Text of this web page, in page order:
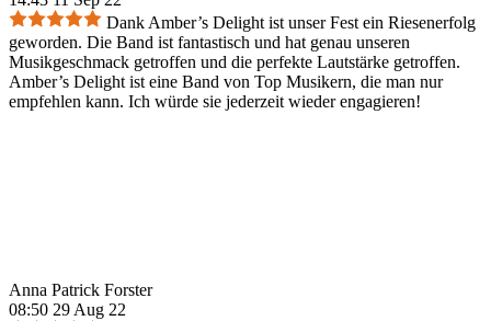
Dank Amber’s Delight ist unser Fest ein Riesenerfolg
geworden. Die Band ist fantastisch und hat genau unseren
Musikgeschmack getroffen und die perfekte Lautstärke getroffen.
Amber’s Delight ist eine Band von Top Musikern, die man nur
empfehlen kann. Ich würde sie jederzeit wieder engagieren!
Anna Patrick Forster
08:50 29 Aug 22